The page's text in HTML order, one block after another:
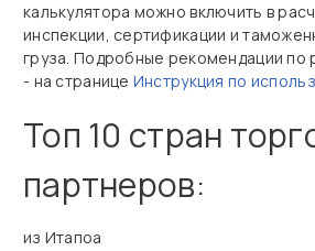
калькулятора можно включить в
инспекции, сертификации и
груза. Подробные рекомендации по
- на странице Инструкция по
Топ 10 стран
партнеров:
из Итапоа